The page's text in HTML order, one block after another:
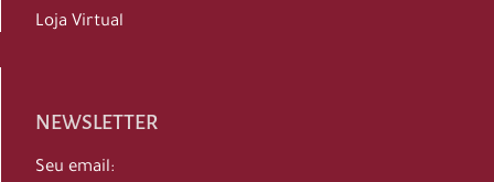
Loja Virtual
NEWSLETTER
Seu email: